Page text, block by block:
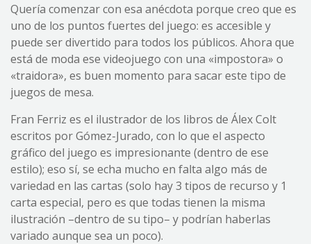
Quería comenzar con esa anécdota porque creo que es
uno de los puntos fuertes del juego: es accesible y
puede ser divertido para todos los públicos. Ahora que
está de moda ese videojuego con una «impostora» o
«traidora», es buen momento para sacar este tipo de
juegos de mesa.
Fran Ferriz es el ilustrador de los libros de Álex Colt
escritos por Gómez-Jurado, con lo que el aspecto
gráfico del juego es impresionante (dentro de ese
estilo); eso sí, se echa mucho en falta algo más de
variedad en las cartas (solo hay 3 tipos de recurso y 1
carta especial, pero es que todas tienen la misma
ilustración –dentro de su tipo– y podrían haberlas
variado aunque sea un poco).